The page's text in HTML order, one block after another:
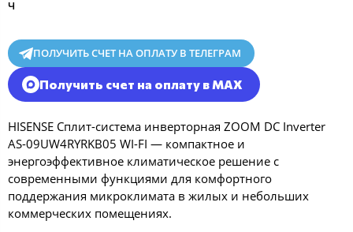
Ч
ПОЛУЧИТЬ СЧЕТ НА ОПЛАТУ В ТЕЛЕГРАМ
Получить счет на оплату в MAX
HISENSE Сплит-система инверторная ZOOM DC Inverter
AS-09UW4RYRKB05 WI-FI — компактное и
энергоэффективное климатическое решение с
современными функциями для комфортного
поддержания микроклимата в жилых и небольших
коммерческих помещениях.